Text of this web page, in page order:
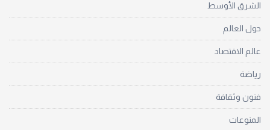
الشرق الأوسط
حول العالم
عالم الاقتصاد
رياضة
فنون وثقافة
المنوعات